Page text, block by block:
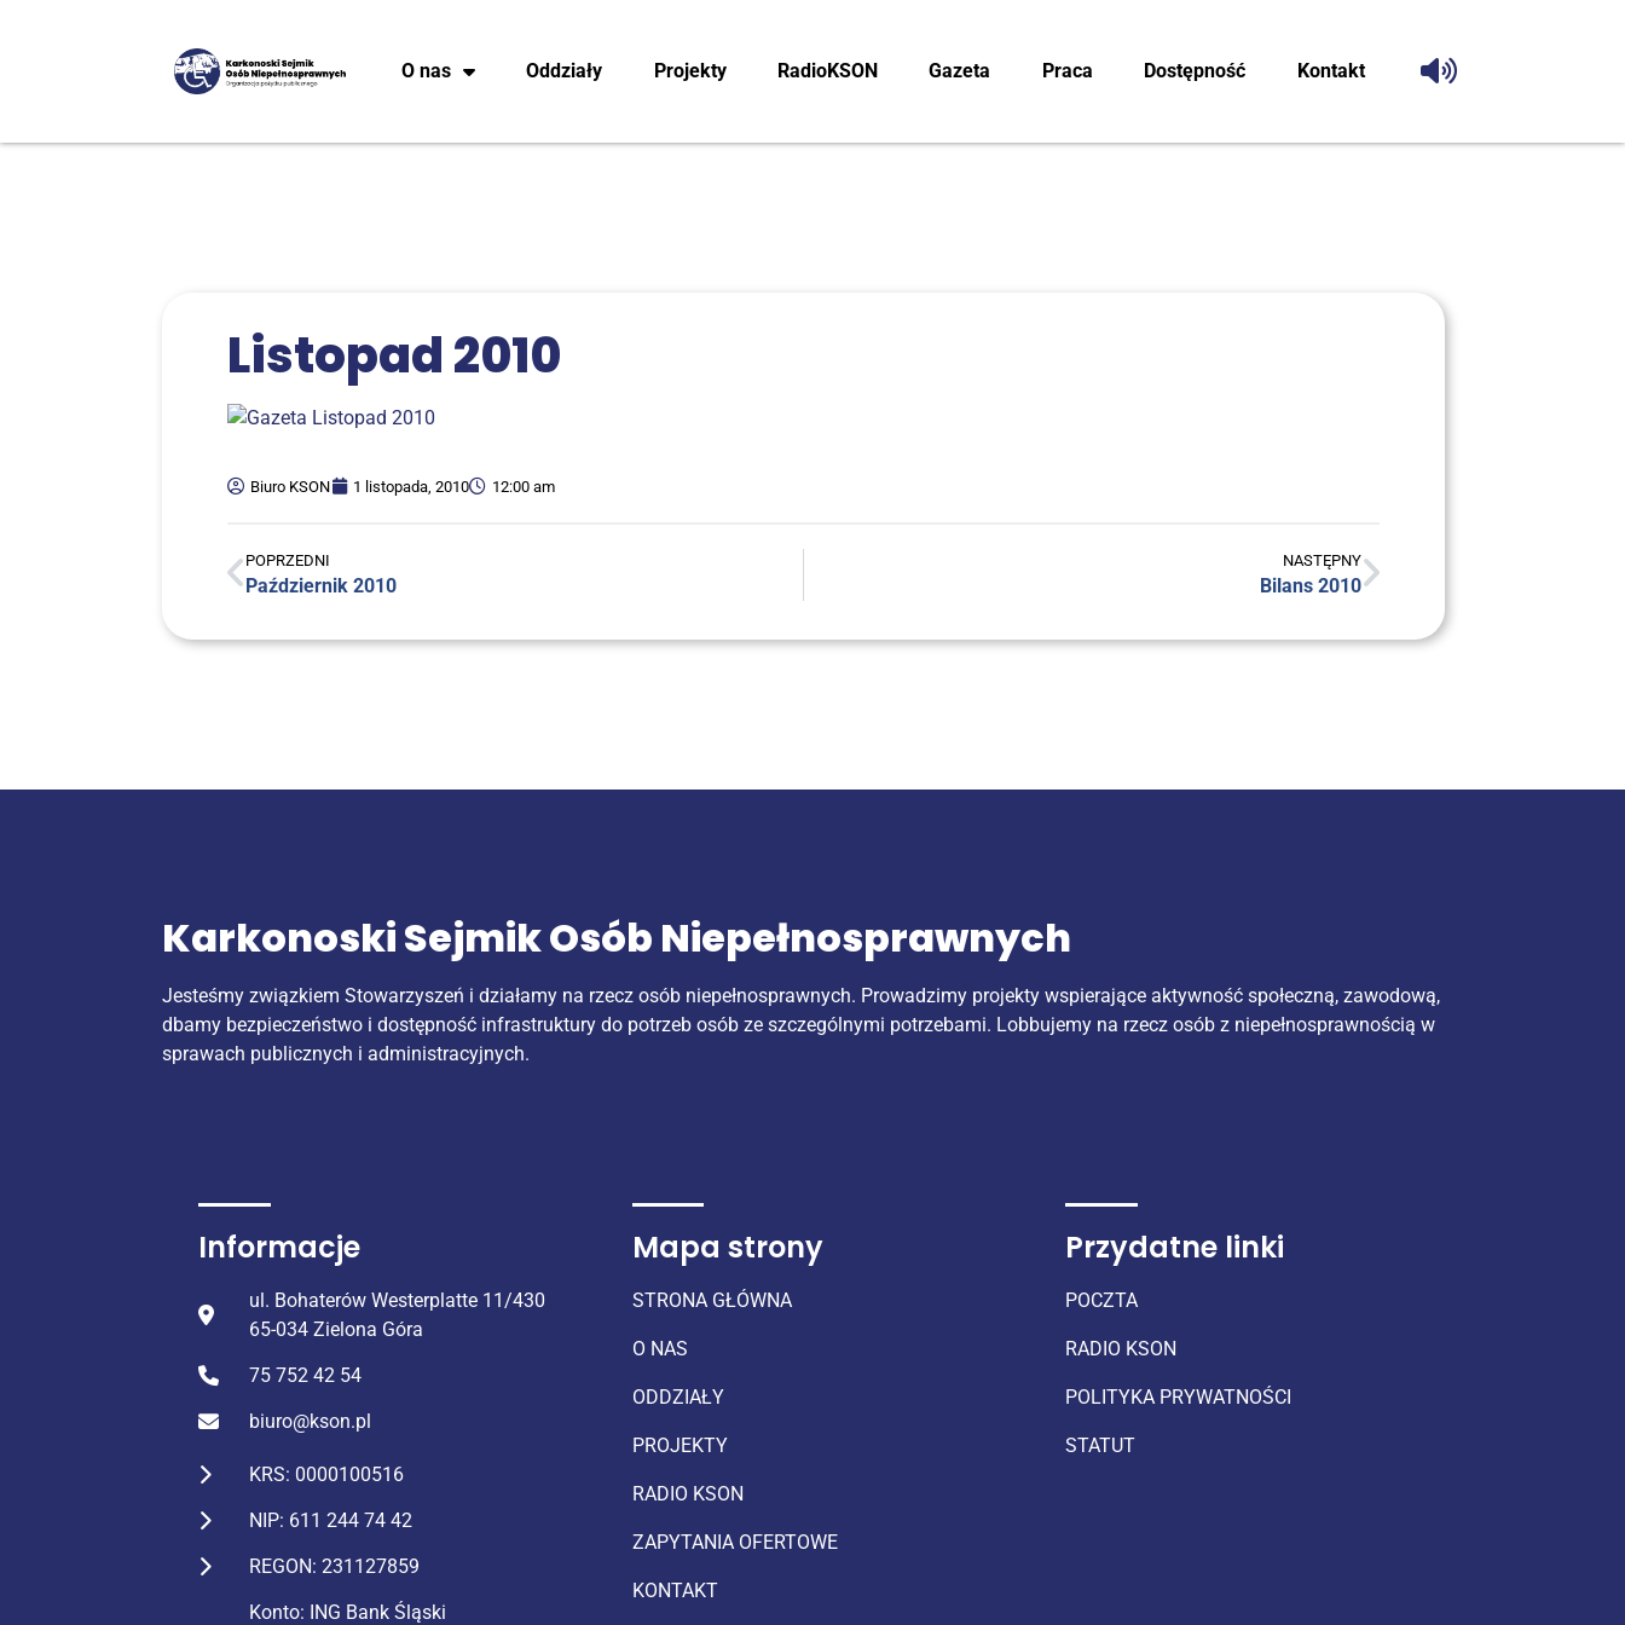
O nas Oddzia­ły Pro­jek­ty RadioK­SON Gaze­ta Pra­ca Dostęp­ność Kon­takt
Listo­pad 2010
Biuro KSON 1 listopada, 2010 12:00 am
POPRZEDNI
Paź­dzier­nik 2010
NASTĘPNY
Bilans 2010
Karkonoski Sejmik Osób Niepełnosprawnych
Jesteśmy związkiem Stowarzyszeń i działamy na rzecz osób niepełnosprawnych. Prowadzimy projekty wspierające aktywność społeczną, zawodową,
dbamy bezpieczeństwo i dostępność infrastruktury do potrzeb osób ze szczególnymi potrzebami. Lobbujemy na rzecz osób z niepełnosprawnością w
sprawach publicznych i administracyjnych.
Informacje
ul. Bohaterów Westerplatte 11/430
65-034 Zielona Góra
75 752 42 54
biuro@kson.pl
KRS: 0000100516
NIP: 611 244 74 42
REGON: 231127859
Konto: ING Bank Śląski
Mapa strony
STRONA GŁÓWNA
O NAS
ODDZIAŁY
PROJEKTY
RADIO KSON
ZAPYTANIA OFERTOWE
KONTAKT
Przydatne linki
POCZTA
RADIO KSON
POLITYKA PRYWATNOŚCI
STATUT